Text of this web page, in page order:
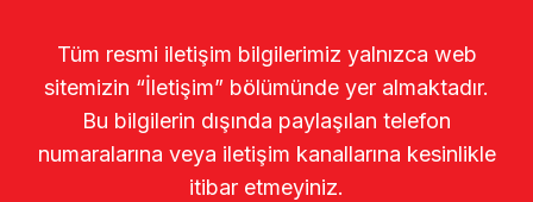
Tüm resmi iletişim bilgilerimiz yalnızca web
sitemizin “İletişim” bölümünde yer almaktadır.
Bu bilgilerin dışında paylaşılan telefon
numaralarına veya iletişim kanallarına kesinlikle
itibar etmeyiniz.